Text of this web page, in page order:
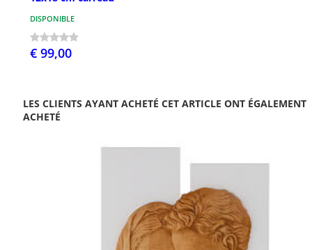
DISPONIBLE
€ 99,00
LES CLIENTS AYANT ACHETÉ CET ARTICLE ONT ÉGALEMENT
ACHETÉ